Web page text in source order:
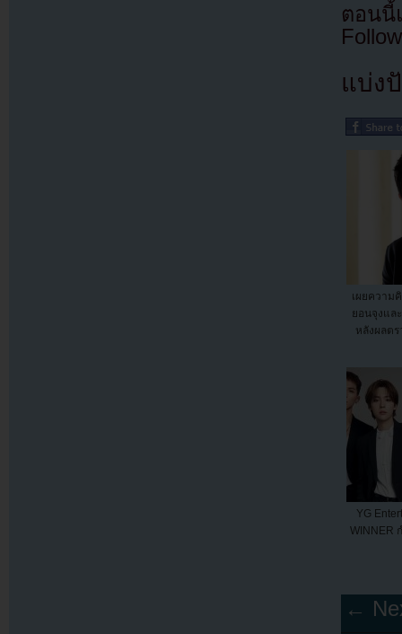
ตอนนี้
แบ่ง
เผยความ
ยอนจุงแล
หลังผลต
YG
WINNER
←